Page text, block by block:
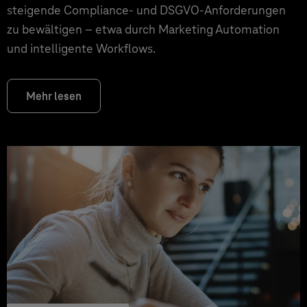
steigende Compliance- und DSGVO-Anforderungen
zu bewältigen – etwa durch Marketing Automation
und intelligente Workflows.
Mehr lesen